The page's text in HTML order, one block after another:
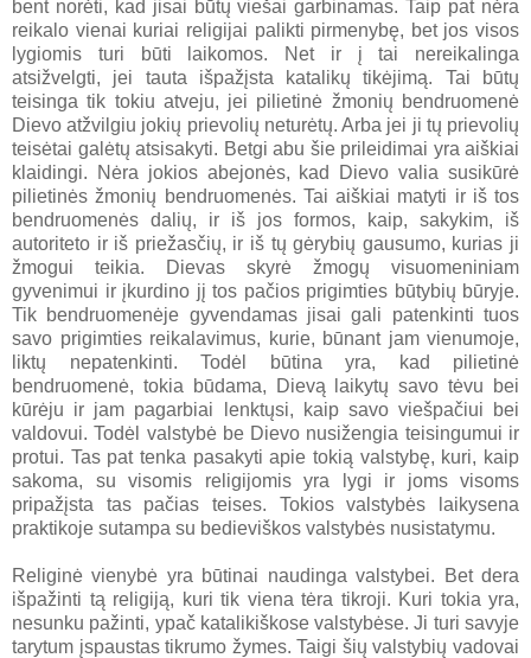
bent norėti, kad jisai būtų viešai garbinamas. Taip pat nėra
reikalo vienai kuriai religijai palikti pirmenybę, bet jos visos
lygiomis turi būti laikomos. Net ir į tai nereikalinga
atsižvelgti, jei tauta išpažįsta katalikų tikėjimą. Tai būtų
teisinga tik tokiu atveju, jei pilietinė žmonių bendruomenė
Dievo atžvilgiu jokių prievolių neturėtų. Arba jei ji tų prievolių
teisėtai galėtų atsisakyti. Betgi abu šie prileidimai yra aiškiai
klaidingi. Nėra jokios abejonės, kad Dievo valia susikūrė
pilietinės žmonių bendruomenės. Tai aiškiai matyti ir iš tos
bendruomenės dalių, ir iš jos formos, kaip, sakykim, iš
autoriteto ir iš priežasčių, ir iš tų gėrybių gausumo, kurias ji
žmogui teikia. Dievas skyrė žmogų visuomeniniam
gyvenimui ir įkurdino jį tos pačios prigimties būtybių būryje.
Tik bendruomenėje gyvendamas jisai gali patenkinti tuos
savo prigimties reikalavimus, kurie, būnant jam vienumoje,
liktų nepatenkinti. Todėl būtina yra, kad pilietinė
bendruomenė, tokia būdama, Dievą laikytų savo tėvu bei
kūrėju ir jam pagarbiai lenktųsi, kaip savo viešpačiui bei
valdovui. Todėl valstybė be Dievo nusižengia teisingumui ir
protui. Tas pat tenka pasakyti apie tokią valstybę, kuri, kaip
sakoma, su visomis religijomis yra lygi ir joms visoms
pripažįsta tas pačias teises. Tokios valstybės laikysena
praktikoje sutampa su bedieviškos valstybės nusistatymu.
Religinė vienybė yra būtinai naudinga valstybei. Bet dera
išpažinti tą religiją, kuri tik viena tėra tikroji. Kuri tokia yra,
nesunku pažinti, ypač katalikiškose valstybėse. Ji turi savyje
tarytum įspaustas tikrumo žymes. Taigi šių valstybių vadovai